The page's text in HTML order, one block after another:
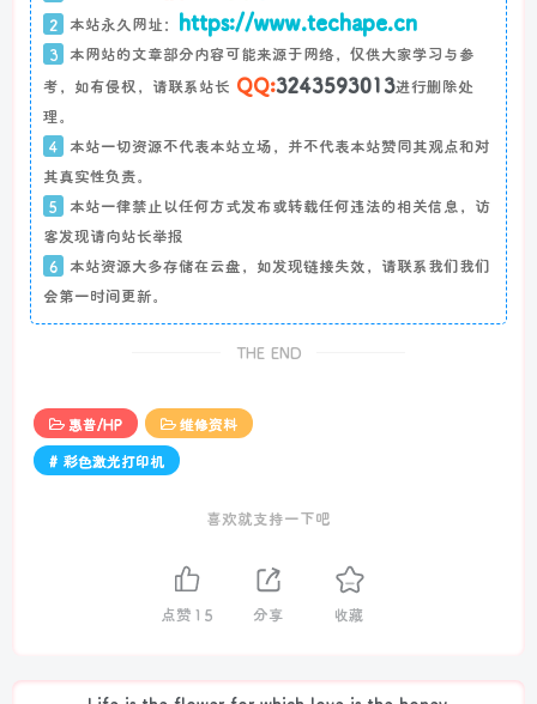
2 本站永久网址： https://www.techape.cn
3
本网站的文章部分内容可能来源于网络，仅供大家学习与参
考，如有侵权，请联系站长 QQ:3243593013进行删除处
理。
4
本站一切资源不代表本站立场，并不代表本站赞同其观点和对
其真实性负责。
5
本站一律禁止以任何方式发布或转载任何违法的相关信息，访
客发现请向站长举报
6
本站资源大多存储在云盘，如发现链接失效，请联系我们我们
会第一时间更新。
THE END
惠普/HP
维修资料
# 彩色激光打印机
喜欢就支持一下吧
点赞 15 分享 收藏